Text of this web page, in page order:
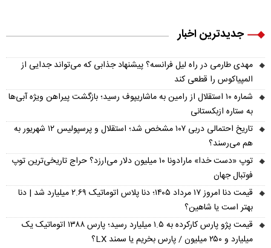
جدیدترین اخبار
مهدی طارمی در راه لیل فرانسه؟ پیشنهاد جذابی که می‌تواند جدایی از
المپیاکوس را قطعی کند
شماره ۱۰ استقلال از رامین به ماشاریپوف رسید؛ بازگشت پیراهن ویژه آبی‌ها
به ستاره ازبکستانی
تاریخ احتمالی دربی ۱۰۷ مشخص شد؛ استقلال و پرسپولیس ۱۲ شهریور به
هم می‌رسند؟
توپ «دست خدا» مارادونا ۱۰ میلیون دلار می‌ارزد؟ حراج تاریخی‌ترین توپ
فوتبال جهان
قیمت دنا امروز ۱۷ مرداد ۱۴۰۵؛ دنا پلاس اتوماتیک ۲.۶۹ میلیارد شد | دنا
بهتر است یا شاهین؟
قیمت پژو پارس کارکرده به ۱.۵ میلیارد رسید؛ پارس ۱۳۸۸ اتوماتیک یک
میلیارد و ۲۵۰ میلیون / پارس بخریم یا سمند LX؟